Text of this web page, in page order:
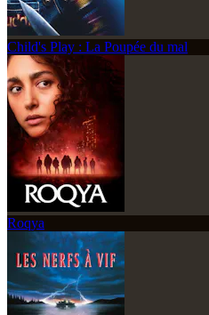
Child's Play : La Poupée du mal
Roqya